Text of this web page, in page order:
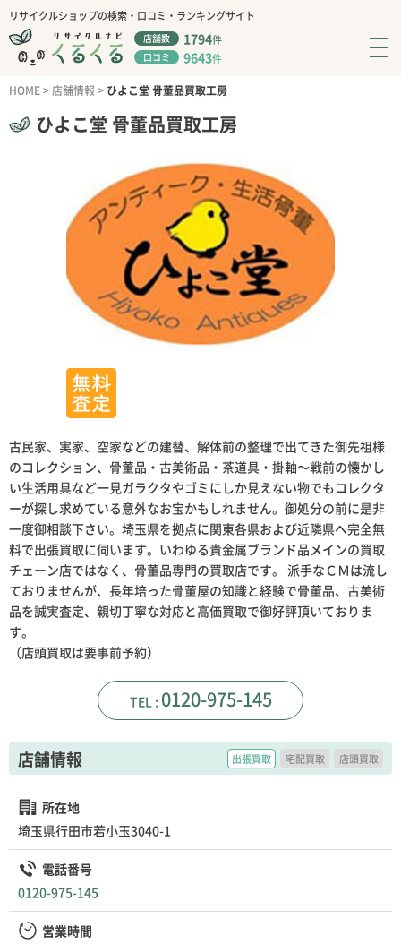
リサイクルショップの検索・口コミ・ランキングサイト
店舗数 1794件
口コミ 9643件
HOME>店舗情報 > ひよこ堂 骨董品買取工房
ひよこ堂 骨董品買取工房
古民家、実家、空家などの建替、解体前の整理で出てきた御先祖様
のコレクション、骨董品・古美術品・茶道具・掛軸～戦前の懐かし
い生活用具など一見ガラクタやゴミにしか見えない物でもコレクタ
ーが探し求めている意外なお宝かもしれません。御処分の前に是非
一度御相談下さい。埼玉県を拠点に関東各県および近隣県へ完全無
料で出張買取に伺います。いわゆる貴金属ブランド品メインの買取
チェーン店ではなく、骨董品専門の買取店です。 派手なＣＭは流し
ておりませんが、長年培った骨董屋の知識と経験で骨董品、古美術
品を誠実査定、親切丁寧な対応と高価買取で御好評頂いておりま
す。
（店頭買取は要事前予約）
0120-975-145
店舗情報 出張買取 宅配買取 店頭買取
所在地
埼玉県行田市若小玉3040-1
電話番号
0120-975-145
営業時間